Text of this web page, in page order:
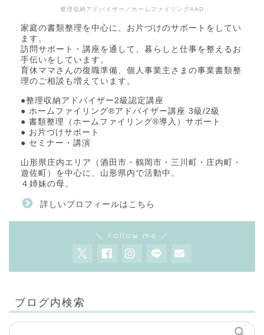
整理収納アドバイザー／ホームファイリング®AD
家庭の書類整理を中心に、お片づけのサポートをしてい
ます。
訪問サポート・講座を通して、暮らしと仕事を整えるお
手伝いをしています。
育休ママさんの復職準備、個人事業主さまの事業書類整
理のご相談も増えています。
●整理収納アドバイザー2級認定講座
● ホームファイリング®アドバイザー講座 3級/2級
● 書類整理（ホームファイリング®導入）サポート
● お片づけサポート
● セミナー・講演
山形県庄内エリア（酒田市・鶴岡市・三川町・庄内町・
遊佐町）を中心に、山形県内で活動中。
４姉妹の母。
詳しいプロフィールはこちら
＼ Follow me ／
ブログ内検索